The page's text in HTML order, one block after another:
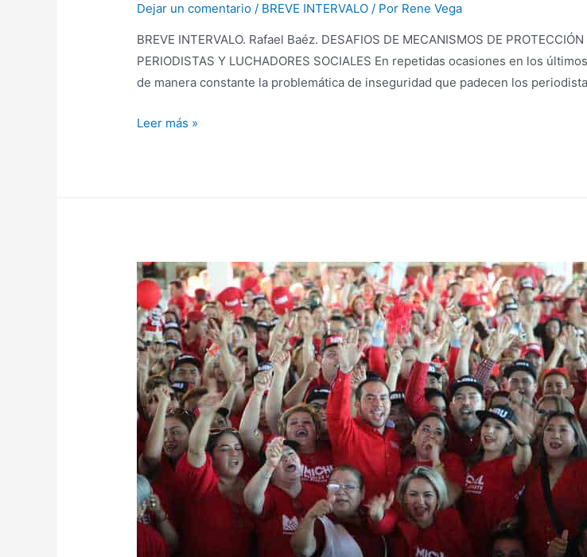
Dejar un comentario / BREVE INTERVALO / Por Rene Vega
BREVE INTERVALO. Rafael Baéz. DESAFIOS DE MECANISMOS DE
PERIODISTAS Y LUCHADORES SOCIALES En repetidas ocasiones en los
de manera constante la problemática de inseguridad que padecen los
Leer más »